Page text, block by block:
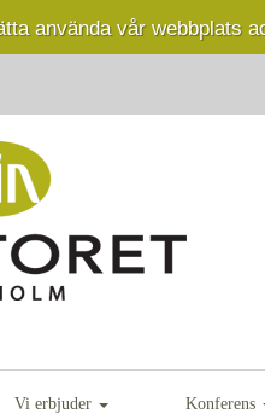
använda vår webbplats
Vi erbjuder Konferens